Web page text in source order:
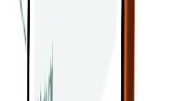
vyúčtování